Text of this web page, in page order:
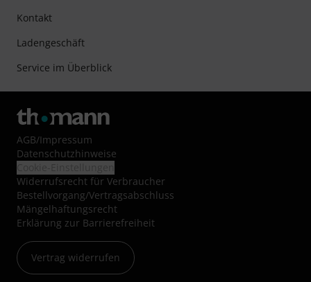
Kontakt
Ladengeschäft
Service im Überblick
AGB/Impressum
Datenschutzhinweise
Widerrufsrecht für Verbraucher
Bestellvorgang/Vertragsabschluss
Mängelhaftungsrecht
Erklärung zur Barrierefreiheit
Vertrag widerrufen